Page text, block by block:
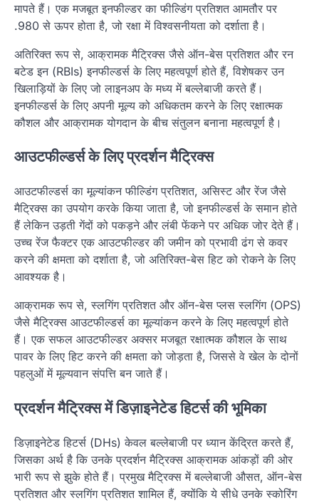
मापते हैं। एक मजबूत इनफील्डर का फील्डिंग प्रतिशत आमतौर पर
.980 से ऊपर होता है, जो रक्षा में विश्वसनीयता को दर्शाता है।
अतिरिक्त रूप से, आक्रामक मैट्रिक्स जैसे ऑन-बेस प्रतिशत और रन
बटेड इन (RBIs) इनफील्डर्स के लिए महत्वपूर्ण होते हैं, विशेषकर उन
खिलाड़ियों के लिए जो लाइनअप के मध्य में बल्लेबाजी करते हैं।
इनफील्डर्स के लिए अपनी मूल्य को अधिकतम करने के लिए रक्षात्मक
कौशल और आक्रामक योगदान के बीच संतुलन बनाना महत्वपूर्ण है।
आउटफील्डर्स के लिए प्रदर्शन मैट्रिक्स
आउटफील्डर्स का मूल्यांकन फील्डिंग प्रतिशत, असिस्ट और रेंज जैसे
मैट्रिक्स का उपयोग करके किया जाता है, जो इनफील्डर्स के समान होते
हैं लेकिन उड़ती गेंदों को पकड़ने और लंबी फेंकने पर अधिक जोर देते हैं।
उच्च रेंज फैक्टर एक आउटफील्डर की जमीन को प्रभावी ढंग से कवर
करने की क्षमता को दर्शाता है, जो अतिरिक्त-बेस हिट को रोकने के लिए
आवश्यक है।
आक्रामक रूप से, स्लगिंग प्रतिशत और ऑन-बेस प्लस स्लगिंग (OPS)
जैसे मैट्रिक्स आउटफील्डर्स का मूल्यांकन करने के लिए महत्वपूर्ण होते
हैं। एक सफल आउटफील्डर अक्सर मजबूत रक्षात्मक कौशल के साथ
पावर के लिए हिट करने की क्षमता को जोड़ता है, जिससे वे खेल के दोनों
पहलुओं में मूल्यवान संपत्ति बन जाते हैं।
प्रदर्शन मैट्रिक्स में डिज़ाइनेटेड हिटर्स की भूमिका
डिज़ाइनेटेड हिटर्स (DHs) केवल बल्लेबाजी पर ध्यान केंद्रित करते हैं,
जिसका अर्थ है कि उनके प्रदर्शन मैट्रिक्स आक्रामक आंकड़ों की ओर
भारी रूप से झुके होते हैं। प्रमुख मैट्रिक्स में बल्लेबाजी औसत, ऑन-बेस
प्रतिशत और स्लगिंग प्रतिशत शामिल हैं, क्योंकि ये सीधे उनके स्कोरिंग